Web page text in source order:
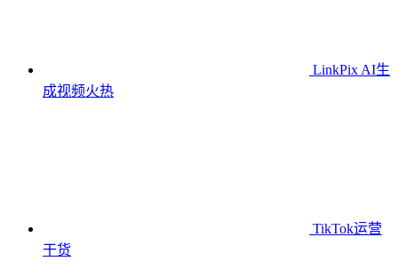
LinkPix AI生
成视频火热
TikTok运营
干货